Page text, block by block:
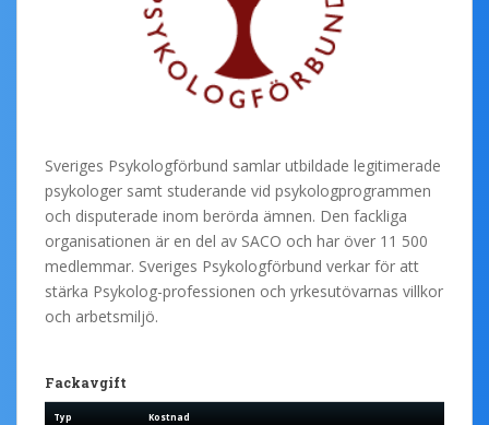
Sveriges Psykologförbund samlar utbildade legitimerade
psykologer samt studerande vid psykologprogrammen
och disputerade inom berörda ämnen. Den fackliga
organisationen är en del av SACO och har över 11 500
medlemmar. Sveriges Psykologförbund verkar för att
stärka Psykolog-professionen och yrkesutövarnas villkor
och arbetsmiljö.
Fackavgift
Typ Kostnad